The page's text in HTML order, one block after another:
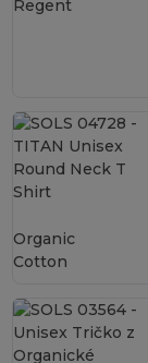
Organic
Cotton